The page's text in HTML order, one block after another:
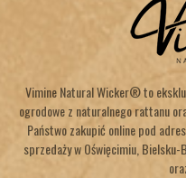
Vimine Natural Wicker® to
ogrodowe z naturalnego rattanu
Państwo zakupić online pod
sprzedaży w Oświęcimiu, Bielsku-